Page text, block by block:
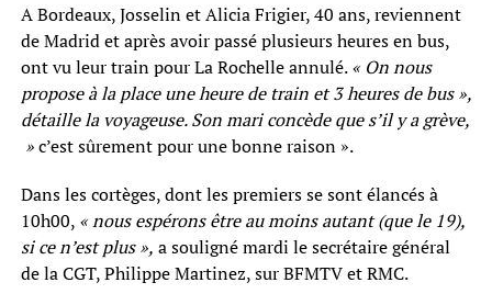
A Bordeaux, Josselin et Alicia Frigier, 40 ans, reviennent
de Madrid et après avoir passé plusieurs heures en bus,
ont vu leur train pour La Rochelle annulé.« On nous
propose à la place une heure de train et 3 heures de bus »,
détaille la voyageuse. Son mari concède que s’il y a grève,
»c’est sûrement pour une bonne raison ».
Dans les cortèges, dont les premiers se sont élancés à
10h00, « nous espérons être au moins autant (que le 19),
si ce n’est plus », a souligné mardi le secrétaire général
de la CGT, Philippe Martinez, sur BFMTV et RMC.